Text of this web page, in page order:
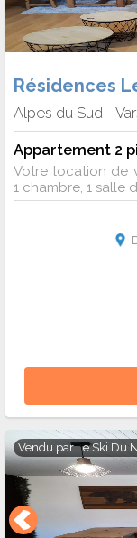
Résidences
Alpes du Sud -
Appartement 2
Votre location de
1 chambre, 1 salle
Vendu parLe Ski Du